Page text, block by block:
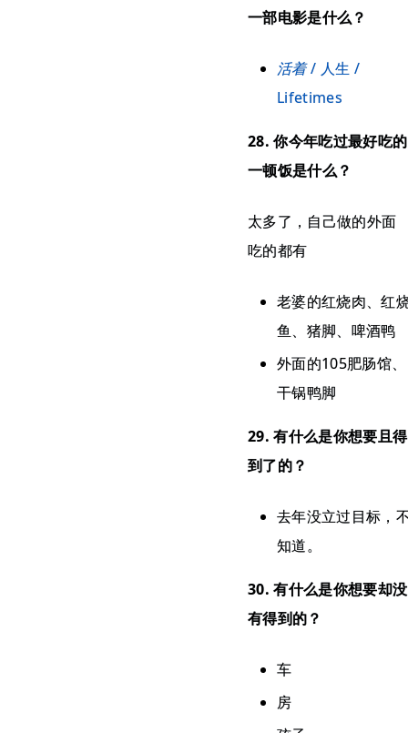
一部电影是什么？
活着/ 人生 /
Lifetimes
28. 你今年吃过最好吃的
一顿饭是什么？
太多了，自己做的外面
吃的都有
老婆的红烧肉、红
鱼、猪脚、啤酒鸭
外面的105肥肠馆、
干锅鸭脚
29. 有什么是你想要且得
到了的？
去年没立过目标，
知道。
30. 有什么是你想要却没
有得到的？
车
房